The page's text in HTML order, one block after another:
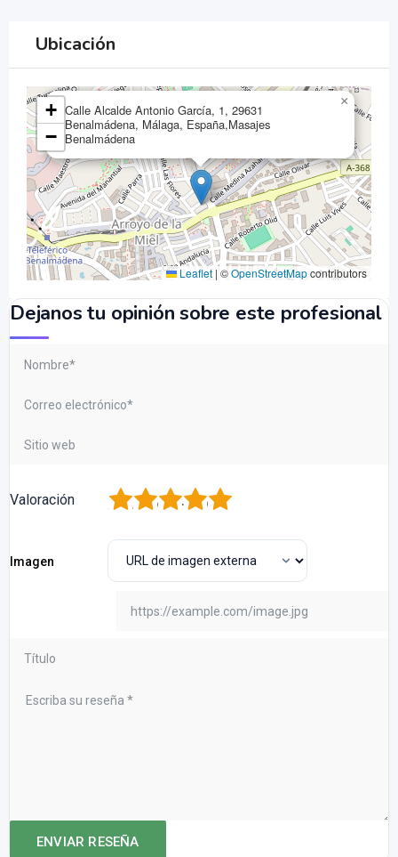
Ubicación
Calle Alcalde Antonio García, 1, 29631
Benalmádena, Málaga, España,Masajes
Benalmádena
×
+
−
Leaflet | ©OpenStreetMapcontributors
Dejanos tu opinión sobre este profesional
Valoración 5
4
3
2
Imagen